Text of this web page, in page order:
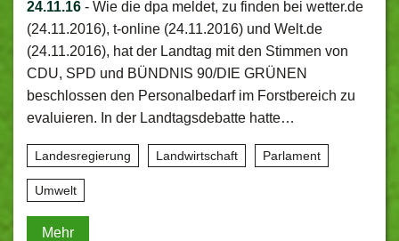
24.11.16 - Wie die dpa meldet, zu finden bei wetter.de
(24.11.2016), t-online (24.11.2016) und Welt.de
(24.11.2016), hat der Landtag mit den Stimmen von
CDU, SPD und BÜNDNIS 90/DIE GRÜNEN
beschlossen den Personalbedarf im Forstbereich zu
evaluieren. In der Landtagsdebatte hatte…
Landesregierung Landwirtschaft Parlament
Umwelt
Mehr